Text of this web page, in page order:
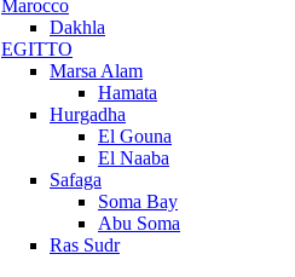
Marocco
Dakhla
EGITTO
Marsa Alam
Hamata
Hurgadha
El Gouna
El Naaba
Safaga
Soma Bay
Abu Soma
Ras Sudr